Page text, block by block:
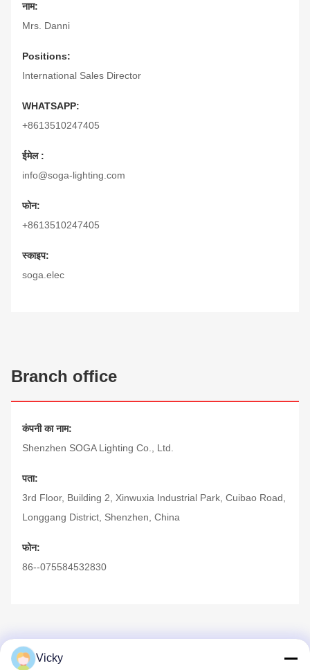
नाम:
Mrs. Danni
Positions:
International Sales Director
WHATSAPP:
+8613510247405
ईमेल :
info@soga-lighting.com
फोन:
+8613510247405
स्काइप:
soga.elec
Branch office
कंपनी का नाम:
Shenzhen SOGA Lighting Co., Ltd.
पता:
3rd Floor, Building 2, Xinwuxia Industrial Park, Cuibao Road,
Longgang District, Shenzhen, China
फोन:
86--075584532830
Vicky